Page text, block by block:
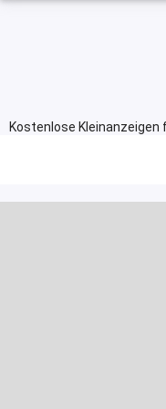
Kostenlose Kleinanzeigen